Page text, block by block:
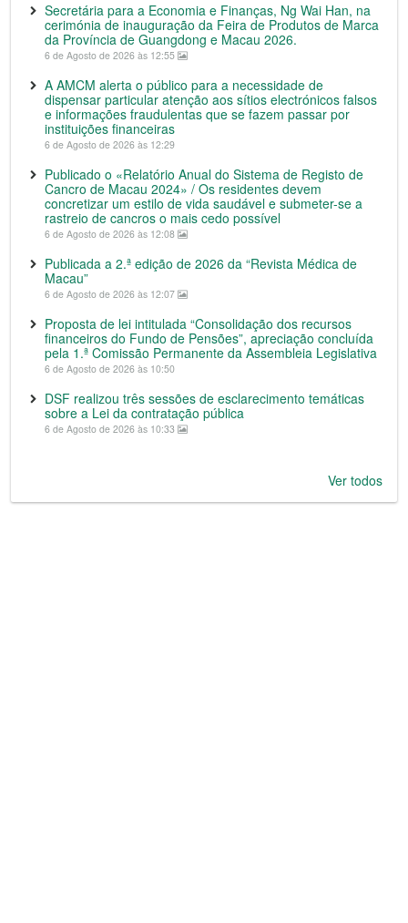
Secretária para a Economia e Finanças, Ng Wai Han, na
cerimónia de inauguração da Feira de Produtos de Marca
da Província de Guangdong e Macau 2026.
6 de Agosto de 2026 às 12:55
A AMCM alerta o público para a necessidade de
dispensar particular atenção aos sítios electrónicos falsos
e informações fraudulentas que se fazem passar por
instituições financeiras
6 de Agosto de 2026 às 12:29
Publicado o «Relatório Anual do Sistema de Registo de
Cancro de Macau 2024» / Os residentes devem
concretizar um estilo de vida saudável e submeter-se a
rastreio de cancros o mais cedo possível
6 de Agosto de 2026 às 12:08
Publicada a 2.ª edição de 2026 da “Revista Médica de
Macau”
6 de Agosto de 2026 às 12:07
Proposta de lei intitulada “Consolidação dos recursos
financeiros do Fundo de Pensões”, apreciação concluída
pela 1.ª Comissão Permanente da Assembleia Legislativa
6 de Agosto de 2026 às 10:50
DSF realizou três sessões de esclarecimento temáticas
sobre a Lei da contratação pública
6 de Agosto de 2026 às 10:33
Ver todos